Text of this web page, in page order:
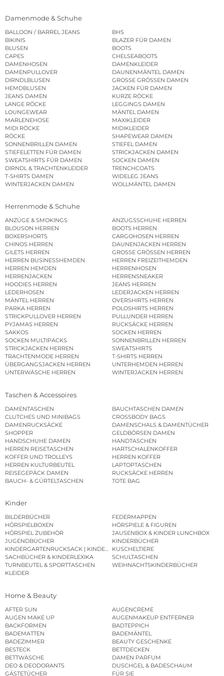
Damenmode & Schuhe
BALLOON / BARREL JEANS
BHS
BIKINIS
BLAZER FÜR DAMEN
BLUSEN
BOOTS
CAPES
CHELSEABOOTS
DAMENHOSEN
DAMENKLEIDER
DAMENPULLOVER
DAUNENMÄNTEL DAMEN
DIRNDLBLUSEN
GROSSE GRÖSSEN DAMEN
HEMDBLUSEN
JACKEN FÜR DAMEN
JEANS DAMEN
KURZE RÖCKE
LANGE RÖCKE
LEGGINGS DAMEN
LOUNGEWEAR
MÄNTEL DAMEN
MARLENEHOSE
MAXIKLEIDER
MIDI RÖCKE
MIDIKLEIDER
RÖCKE
SHAPEWEAR DAMEN
SONNENBRILLEN DAMEN
STIEFEL DAMEN
STIEFELETTEN FÜR DAMEN
STRICKJACKEN DAMEN
SWEATSHIRTS FÜR DAMEN
SOCKEN DAMEN
DIRNDL & TRACHTENKLEIDER
TRENCHCOATS
T-SHIRTS DAMEN
WIDELEG JEANS
WINTERJACKEN DAMEN
WOLLMÄNTEL DAMEN
Herrenmode & Schuhe
ANZÜGE & SMOKINGS
ANZUGSSCHUHE HERREN
BLOUSON HERREN
BOOTS HERREN
BOXERSHORTS
CARGOHOSEN HERREN
CHINOS HERREN
DAUNENJACKEN HERREN
GILETS HERREN
GROSSE GRÖSSEN HERREN
HERREN BUSINESSHEMDEN
HERREN FREIZEITHEMDEN
HERREN HEMDEN
HERRENHOSEN
HERRENJACKEN
HERRENSNEAKER
HOODIES HERREN
JEANS HERREN
LEDERHOSEN
LEDERJACKEN HERREN
MÄNTEL HERREN
OVERSHIRTS HERREN
PARKA HERREN
POLOSHIRTS HERREN
STRICKPULLOVER HERREN
PULLUNDER HERREN
PYJAMAS HERREN
RUCKSÄCKE HERREN
SAKKOS
SOCKEN HERREN
SOCKEN MULTIPACKS
SONNENBRILLEN HERREN
STRICKJACKEN HERREN
SWEATSHIRTS
TRACHTENMODE HERREN
T-SHIRTS HERREN
ÜBERGANGSJACKEN HERREN
UNTERHEMDEN HERREN
UNTERWÄSCHE HERREN
WINTERJACKEN HERREN
Taschen & Accessoires
DAMENTASCHEN
BAUCHTASCHEN DAMEN
CLUTCHES UND MINIBAGS
CROSSBODY BAGS
DAMENRUCKSÄCKE
DAMENSCHALS & DAMENTÜCHER
SHOPPER
GELDBÖRSEN DAMEN
HANDSCHUHE DAMEN
HANDTASCHEN
HERREN REISETASCHEN
HARTSCHALENKOFFER
KOFFER UND TROLLEYS
HERREN KOFFER
HERREN KULTURBEUTEL
LAPTOPTASCHEN
REISEGEPÄCK DAMEN
RUCKSÄCKE HERREN
BAUCH- & GÜRTELTASCHEN
TOTE BAG
Kinder
BILDERBÜCHER
FEDERMAPPEN
HÖRSPIELBOXEN
HÖRSPIELE & FIGUREN
HÖRSPIEL ZUBEHÖR
JAUSENBOX & KINDER LUNCHBOX
JUGENDBÜCHER
KINDERBÜCHER
KINDERGARTENRUCKSACK | KINDERGARTENBEUTEL
KUSCHELTIERE
SACHBÜCHER & KINDERLEXIKA
SCHULTASCHEN
TURNBEUTEL & SPORTTASCHEN
WEIHNACHTSKINDERBÜCHER
KLEIDER
Home & Beauty
AFTER SUN
AUGENCREME
AUGEN MAKE UP
AUGENMAKEUP ENTFERNER
BACKFORMEN
BADTEPPICH
BADEMATTEN
BADEMÄNTEL
BADEZIMMER
BEAUTY GESCHENKE
BESTECK
BETTDECKEN
BETTWÄSCHE
DAMEN PARFUM
DEO & DEODORANTS
DUSCHGEL & BADESCHAUM
GÄSTETÜCHER
FÜR SIE